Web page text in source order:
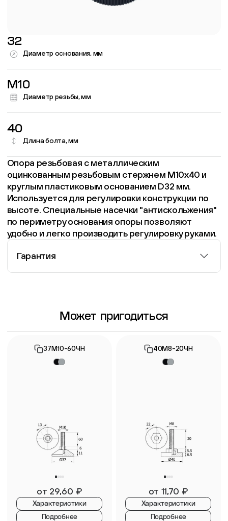
32
Диаметр основания, мм
M10
Диаметр резьбы, мм
40
Длина болта, мм
Опора резьбовая с металлическим
оцинкованным резьбовым стержнем М10х40 и
круглым пластиковым основанием D32 мм.
Используется для регулировки конструкции по
высоте. Специальные насечки "антискольжения"
по периметру основания опоры позволяют
удобно и легко производить регулировку руками.
Гарантия
Информация о гарантии
Может пригодиться
37М10-60ЧН
от 29,60 ₽
Характеристики
Подробнее
40М8-20ЧН
от 11,70 ₽
Характеристики
Подробнее